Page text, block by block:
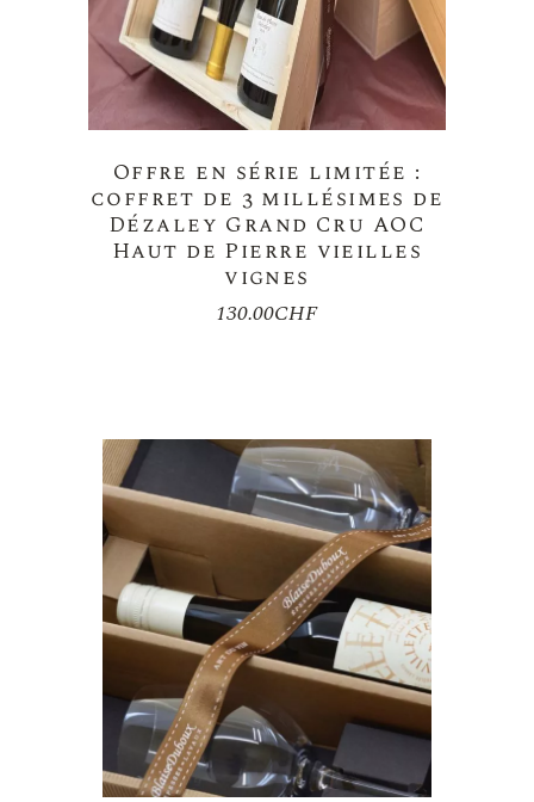
Offre en série limitée :
coffret de 3 millésimes de
Dézaley Grand Cru AOC
Haut de Pierre vieilles
vignes
130.00CHF